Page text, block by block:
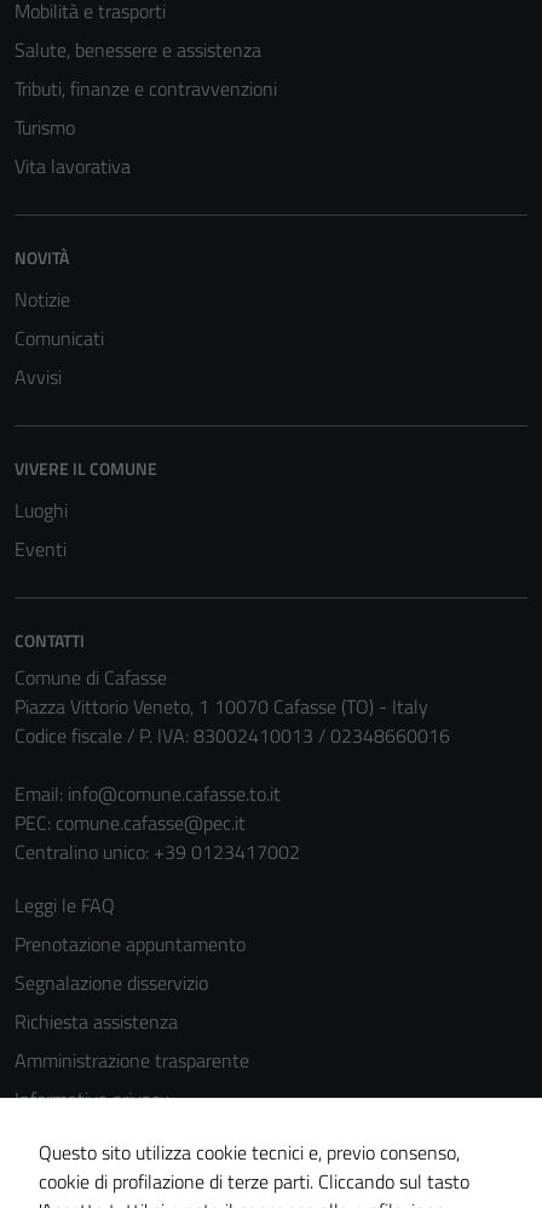
Mobilità e trasporti
Salute, benessere e assistenza
Tributi, finanze e contravvenzioni
Turismo
Vita lavorativa
NOVITÀ
Notizie
Comunicati
Avvisi
VIVERE IL COMUNE
Luoghi
Eventi
CONTATTI
Comune di Cafasse
Piazza Vittorio Veneto, 1 10070 Cafasse (TO) - Italy
Codice fiscale / P. IVA: 83002410013 / 02348660016
Email: info@comune.cafasse.to.it
PEC: comune.cafasse@pec.it
Centralino unico: +39 0123417002
Leggi le FAQ
Prenotazione appuntamento
Segnalazione disservizio
Richiesta assistenza
Amministrazione trasparente
Informativa privacy
Cookie Policy
Note legali
Questo sito utilizza cookie tecnici e, previo consenso,
cookie di profilazione di terze parti. Cliccando sul tasto
possono